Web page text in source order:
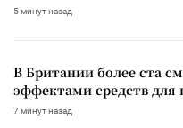
5 минут назад
В Британии более ста
эффектами средств для
7 минут назад